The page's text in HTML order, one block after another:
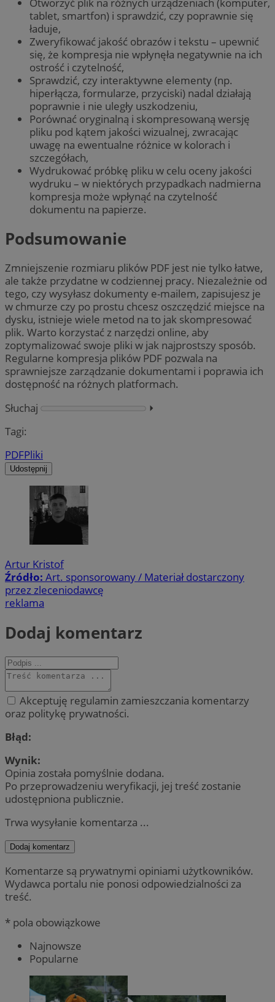
tablet, smartfon) i sprawdzić, czy poprawnie się
ładuje,
Zweryfikować jakość obrazów i tekstu – upewnić
się, że kompresja nie wpłynęła negatywnie na ich
ostrość i czytelność,
Sprawdzić, czy interaktywne elementy (np.
hiperłącza, formularze, przyciski) nadal działają
poprawnie i nie uległy uszkodzeniu,
Porównać oryginalną i skompresowaną wersję
pliku pod kątem jakości wizualnej, zwracając
uwagę na ewentualne różnice w kolorach i
szczegółach,
Wydrukować próbkę pliku w celu oceny jakości
wydruku – w niektórych przypadkach nadmierna
kompresja może wpłynąć na czytelność
dokumentu na papierze.
Podsumowanie
Zmniejszenie rozmiaru plików PDF jest nie tylko łatwe,
ale także przydatne w codziennej pracy. Niezależnie od
tego, czy wysyłasz dokumenty e-mailem, zapisujesz je
w chmurze czy po prostu chcesz oszczędzić miejsce na
dysku, istnieje wiele metod na to jak skompresować
plik. Warto korzystać z narzędzi online, aby
zoptymalizować swoje pliki w jak najprostszy sposób.
Regularne kompresja plików PDF pozwala na
sprawniejsze zarządzanie dokumentami i poprawia ich
dostępność na różnych platformach.
Słuchaj
⏵︎
Tagi:
PDFPliki
Udostępnij
Artur Kristof
Źródło: Art. sponsorowany / Materiał dostarczony
przez zleceniodawcę
reklama
Dodaj komentarz
Akceptuję regulamin zamieszczania komentarzy
oraz politykę prywatności.
Błąd:
Wynik:
Opinia została pomyślnie dodana.
Po przeprowadzeniu weryfikacji, jej treść zostanie
udostępniona publicznie.
Trwa wysyłanie komentarza ...
Dodaj komentarz
Komentarze są prywatnymi opiniami użytkowników.
Wydawca portalu nie ponosi odpowiedzialności za
treść.
* pola obowiązkowe
Najnowsze
Popularne